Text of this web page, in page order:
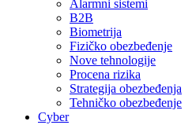
Alarmni sistemi
B2B
Biometrija
Fizičko obezbeđenje
Nove tehnologije
Procena rizika
Strategija obezbeđenja
Tehničko obezbeđenje
Cyber